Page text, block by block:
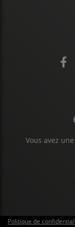
Vous avez
Politique de